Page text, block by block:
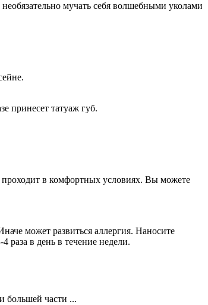
мучать себя волшебными уколами
принесет татуаж губ.
проходит в комфортных условиях. Вы можете
может развиться аллергия. Наносите
в день в течение недели.
большей части ...